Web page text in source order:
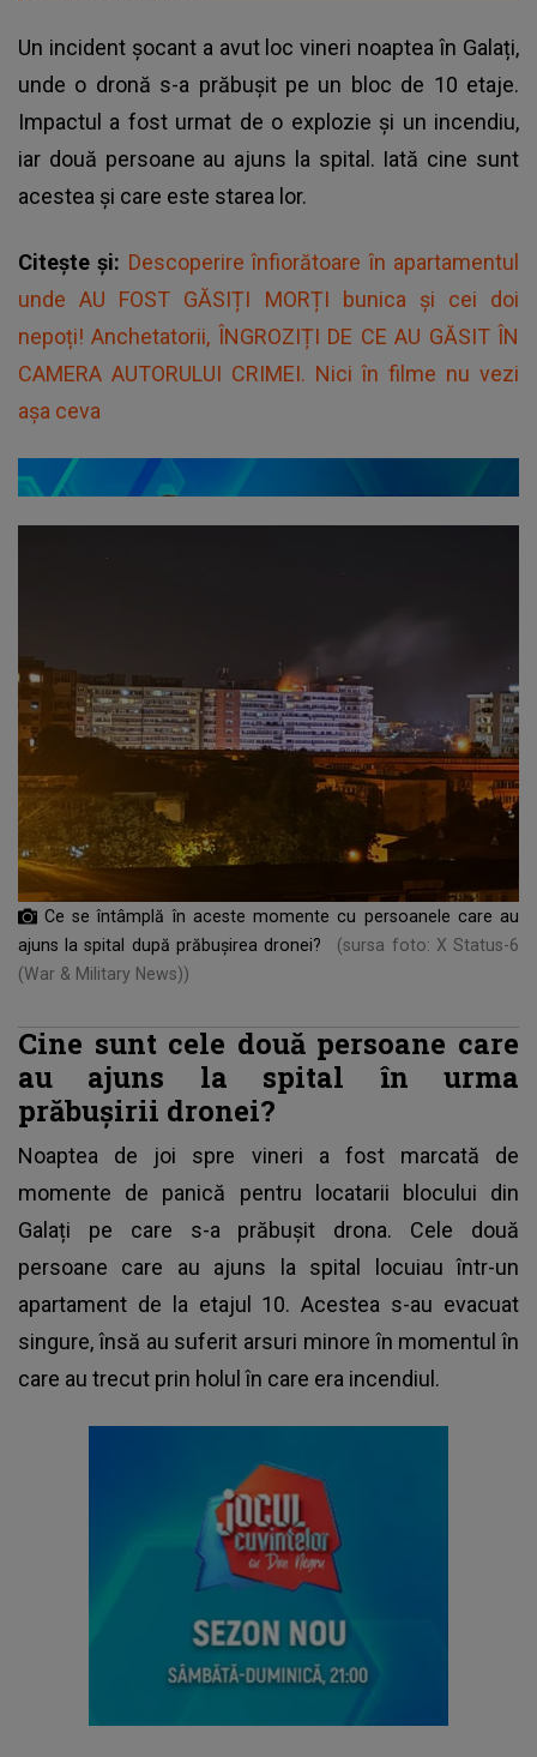
Un incident șocant a avut loc vineri noaptea în Galați,
unde o dronă s-a prăbușit pe un bloc de 10 etaje.
Impactul a fost urmat de o explozie și un incendiu,
iar două persoane au ajuns la spital. Iată cine sunt
acestea și care este starea lor.
Citește și: Descoperire înfiorătoare în apartamentul
unde AU FOST GĂSIȚI MORȚI bunica și cei doi
nepoți! Anchetatorii, ÎNGROZIȚI DE CE AU GĂSIT ÎN
CAMERA AUTORULUI CRIMEI. Nici în filme nu vezi
așa ceva
Ce se întâmplă în aceste momente cu persoanele care au
ajuns la spital după prăbușirea dronei?
(sursa foto: X Status-6
(War & Military News))
Cine sunt cele două persoane care
au ajuns la spital în urma
prăbușirii dronei?
Noaptea de joi spre vineri a fost marcată de
momente de panică pentru locatarii blocului din
Galați pe care s-a prăbușit drona. Cele două
persoane care au ajuns la spital locuiau într-un
apartament de la etajul 10. Acestea s-au evacuat
singure, însă au suferit arsuri minore în momentul în
care au trecut prin holul în care era incendiul.